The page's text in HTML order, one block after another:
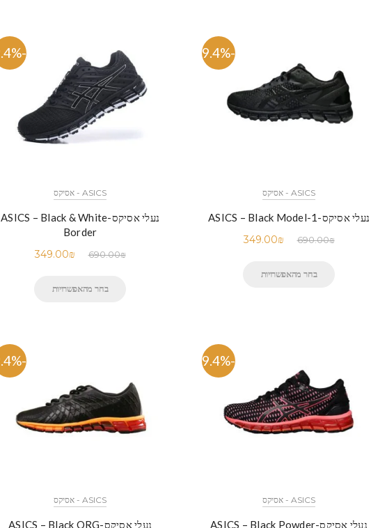
-49.4%
ASICS - אסיקס
נעלי אסיקס-ASICS – Black & White
Border
690.00₪
349.00₪
בחר מהאפשרויות
-49.4%
ASICS - אסיקס
נעלי אסיקס-ASICS – Black Model-1
690.00₪
349.00₪
בחר מהאפשרויות
-49.4%
ASICS - אסיקס
נעלי אסיקס-ASICS – Black ORG
-49.4%
ASICS - אסיקס
נעלי אסיקס-ASICS – Black Powder